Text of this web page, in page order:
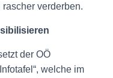
verderben.
der OÖ
welche im